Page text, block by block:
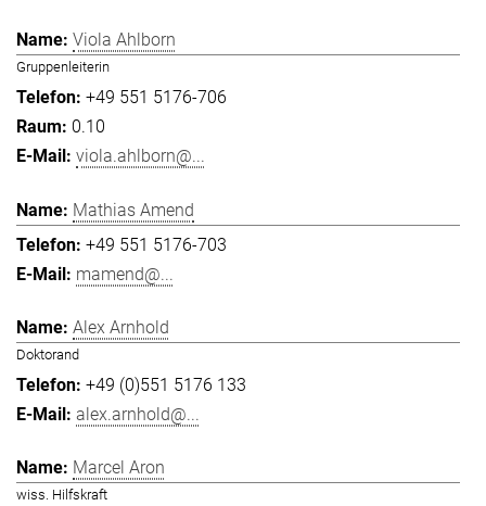
Viola Ahlborn
Gruppenleiterin
+49 551 5176-706
0.10
viola.ahlborn@...
Mathias Amend
+49 551 5176-703
mamend@...
Alex Arnhold
Doktorand
+49 (0)551 5176 133
alex.arnhold@...
Marcel Aron
wiss. Hilfskraft